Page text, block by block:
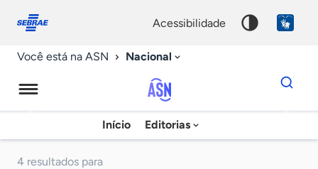
conosco
acessibilidade
Você está na ASN Nacional
Agência
Sebrae
Início Editorias
Dados
para
chave
4 resultados para